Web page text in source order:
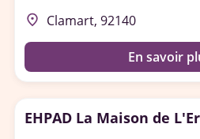
place Clamart, 92140
En savoir
EHPAD La Maison de